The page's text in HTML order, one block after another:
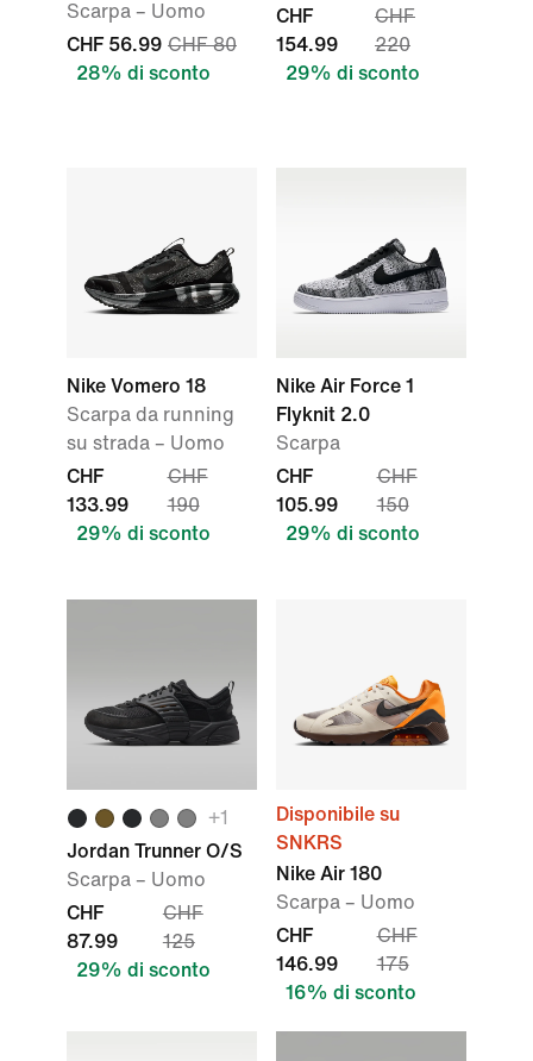
Scarpa – Uomo
CHF 56.99 CHF 80
28% di sconto
CHF
154.99
CHF
220
29% di sconto
Nike Vomero 18
Scarpa da running
su strada – Uomo
CHF
133.99
CHF
190
29% di sconto
Nike Air Force 1
Flyknit 2.0
Scarpa
CHF
105.99
CHF
150
29% di sconto
+1
Jordan Trunner O/S
Scarpa – Uomo
CHF
87.99
CHF
125
29% di sconto
Disponibile su
SNKRS
Nike Air 180
Scarpa – Uomo
CHF
146.99
CHF
175
16% di sconto